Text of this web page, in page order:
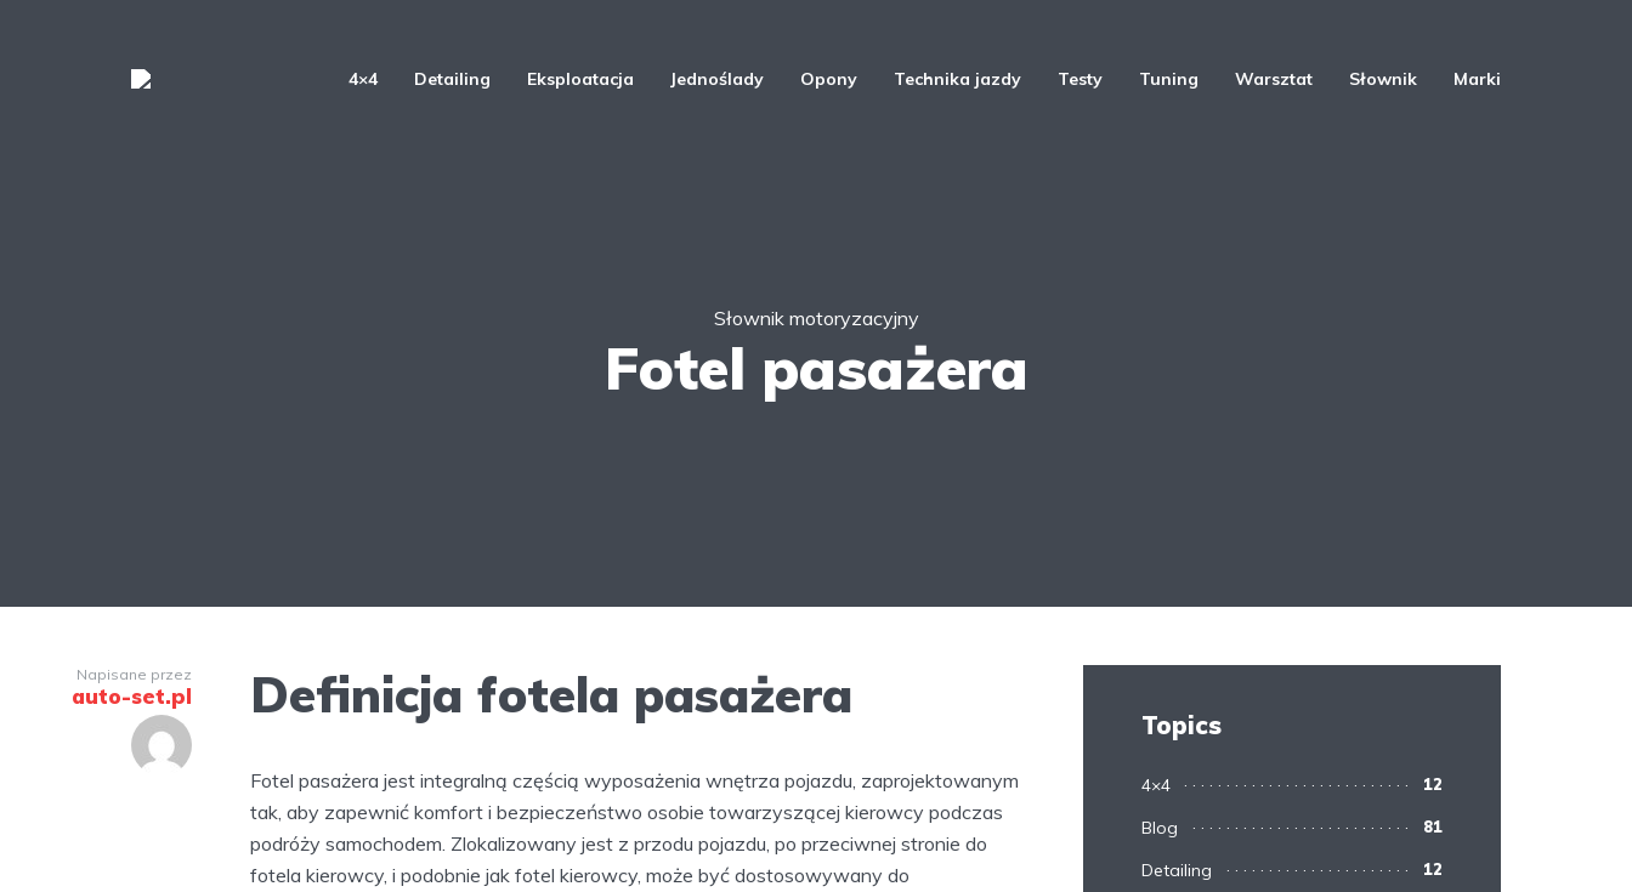
4×4 Detailing Eksploatacja Jednoślady Opony Technika jazdy Testy Tuning Warsztat Słownik Marki
Słownik motoryzacyjny
Fotel pasażera
Napisane przez
auto-set.pl Definicja fotela pasażera
Fotel pasażera jest integralną częścią wyposażenia wnętrza pojazdu, zaprojektowanym
tak, aby zapewnić komfort i bezpieczeństwo osobie towarzyszącej kierowcy podczas
podróży samochodem. Zlokalizowany jest z przodu pojazdu, po przeciwnej stronie do
fotela kierowcy, i podobnie jak fotel kierowcy, może być dostosowywany do
Topics
4×4 12
Blog 81
Detailing 12